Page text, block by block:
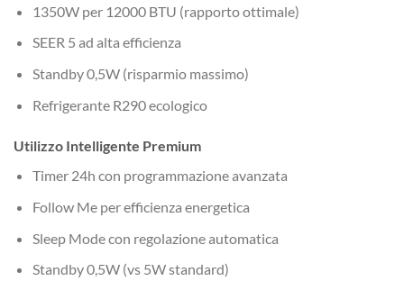
1350W per 12000 BTU (rapporto ottimale)
SEER 5 ad alta efficienza
Standby 0,5W (risparmio massimo)
Refrigerante R290 ecologico
Utilizzo Intelligente Premium
Timer 24h con programmazione avanzata
Follow Me per efficienza energetica
Sleep Mode con regolazione automatica
Standby 0,5W (vs 5W standard)